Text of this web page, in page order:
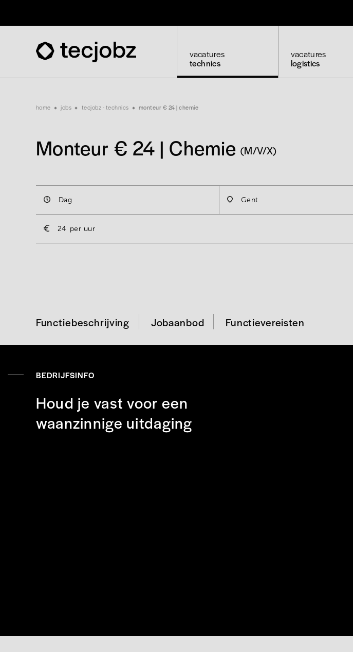
main
vacatures
technics
vacatures
logistics
Breadcrumb
home jobs tecjobz - technics monteur € 24 | chemie
Monteur € 24 | Chemie (M/V/X)
Dag Gent
24 per uur
Functiebeschrijving Jobaanbod Functievereisten
BEDRIJFSINFO
Houd je vast voor een
waanzinnige uitdaging